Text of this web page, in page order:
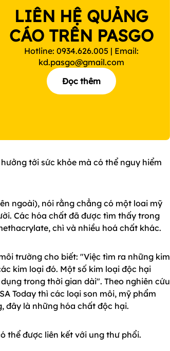
LIÊN HỆ QUẢNG
CÁO TRÊN PASGO
Hotline: 0934.626.005 | Email:
kd.pasgo@gmail.com
Đọc thêm
tới sức khỏe mà có thể nguy hiểm
ngoài), nói rằng chẳng có một loai mỹ
Các hóa chất đã được tìm thấy trong
chì và nhiều hoá chất khác.
trường cho biết: "Việc tìm ra những kim
kim loại đó. Một số kim loại độc hại
trong thời gian dài". Theo nghiên cứu
Today thì các loại son môi, mỹ phẩm
đây là những hóa chất độc hại.
thể được liên kết với ung thư phổi.